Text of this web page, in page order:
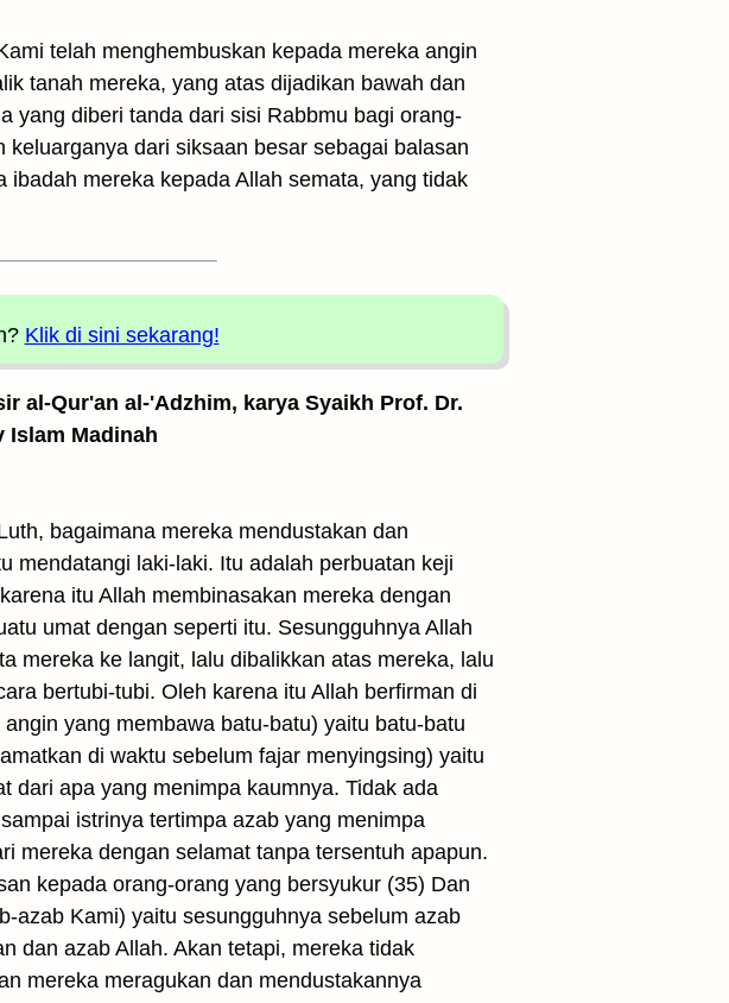
telah menghembuskan kepada mereka angin
tanah mereka, yang atas dijadikan bawah dan
yang diberi tanda dari sisi Rabbmu bagi orang-
dari siksaan besar sebagai balasan
mereka kepada Allah semata, yang tidak
Klik di sini sekarang!
al-Qur'an al-'Adzhim, karya Syaikh Prof. Dr.
Islam Madinah
bagaimana mereka mendustakan dan
mendatangi laki-laki. Itu adalah perbuatan keji
itu Allah membinasakan mereka dengan
umat dengan seperti itu. Sesungguhnya Allah
mereka ke langit, lalu dibalikkan atas mereka, lalu
bertubi-tubi. Oleh karena itu Allah berfirman di
yang membawa batu-batu) yaitu batu-batu
di waktu sebelum fajar menyingsing) yaitu
dari apa yang menimpa kaumnya. Tidak ada
istrinya tertimpa azab yang menimpa
mereka dengan selamat tanpa tersentuh apapun.
kepada orang-orang yang bersyukur (35) Dan
azab Kami) yaitu sesungguhnya sebelum azab
dan azab Allah. Akan tetapi, mereka tidak
mereka meragukan dan mendustakannya